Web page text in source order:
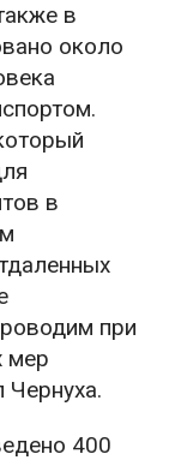
в
около
в
при
мер
Чернуха.
400